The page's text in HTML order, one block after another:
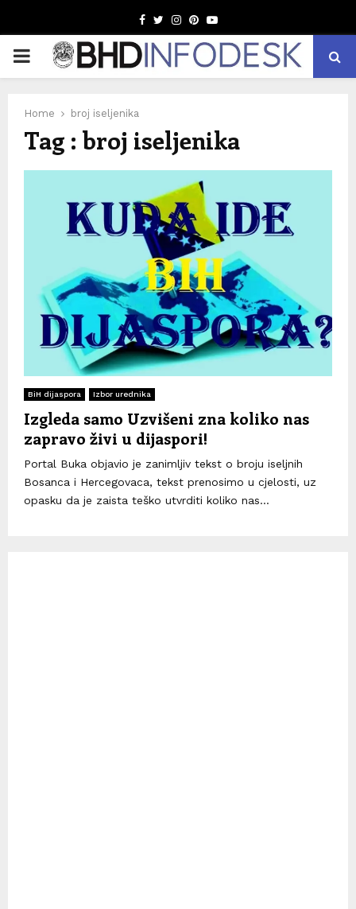
Facebook
TwitterInstagram
Pinterest
Youtube
PRIMARY
Home broj iseljenika
Tag : broj iseljenika
BiH dijaspora Izbor urednika
Izgleda samo Uzvišeni zna koliko nas
zapravo živi u dijaspori!
Portal Buka objavio je zanimljiv tekst o broju iseljnih
Bosanca i Hercegovaca, tekst prenosimo u cjelosti, uz
opasku da je zaista teško utvrditi koliko nas...